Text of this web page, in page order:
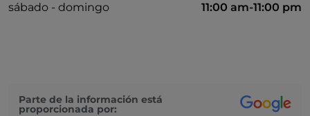
sábado - domingo
11:00 am-11:00 pm
Parte de la información está
proporcionada por: